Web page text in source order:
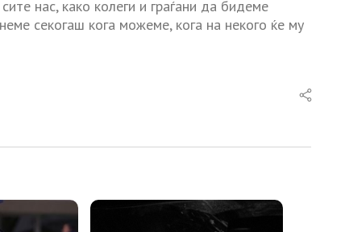
нас, како колеги и граѓани да бидеме
секогаш кога можеме, кога на некого ќе му